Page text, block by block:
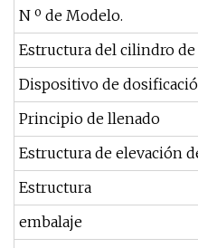
N º de Modelo.
Estructura del cilindro
Dispositivo de
Principio de llenado
Estructura de elevación
Estructura
embalaje